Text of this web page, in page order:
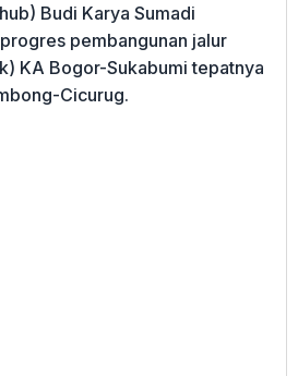
Budi Karya Sumadi
pembangunan jalur
KA Bogor-Sukabumi tepatnya
Cicurug.